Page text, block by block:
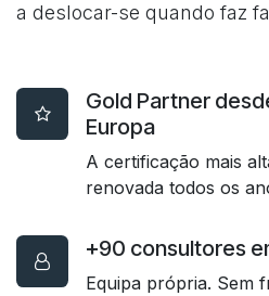
a deslocar-se quando faz
Gold Partner
Europa
A certificação mais
renovada todos os
+90 consultores
Equipa própria. Sem